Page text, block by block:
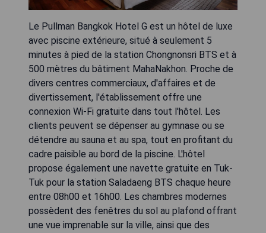
Le Pullman Bangkok Hotel G est un hôtel de luxe
avec piscine extérieure, situé à seulement 5
minutes à pied de la station Chongnonsri BTS et à
500 mètres du bâtiment MahaNakhon. Proche de
divers centres commerciaux, d'affaires et de
divertissement, l'établissement offre une
connexion Wi-Fi gratuite dans tout l'hôtel. Les
clients peuvent se dépenser au gymnase ou se
détendre au sauna et au spa, tout en profitant du
cadre paisible au bord de la piscine. L'hôtel
propose également une navette gratuite en Tuk-
Tuk pour la station Saladaeng BTS chaque heure
entre 08h00 et 16h00. Les chambres modernes
possèdent des fenêtres du sol au plafond offrant
une vue imprenable sur la ville, ainsi que des